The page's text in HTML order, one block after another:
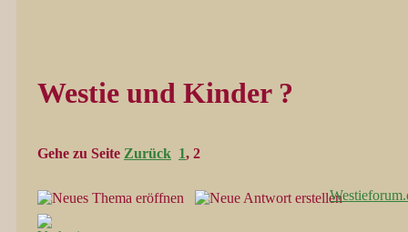
Westie und Kinder ?
Gehe zu Seite Zurück 1, 2